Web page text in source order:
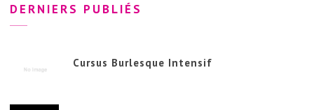
DERNIERS PUBLIÉS
Cursus Burlesque Intensif